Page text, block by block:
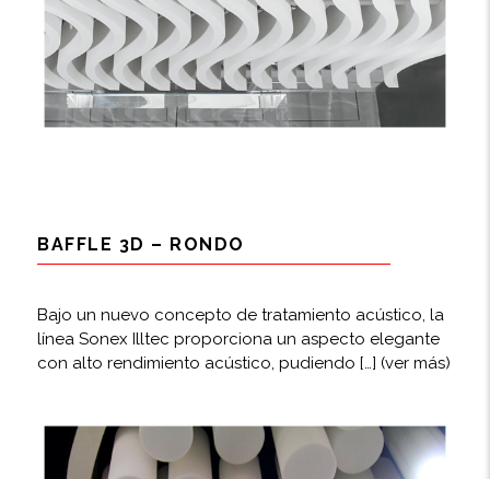
BAFFLE 3D – RONDO
Bajo un nuevo concepto de tratamiento acústico, la
línea Sonex Illtec proporciona un aspecto elegante
con alto rendimiento acústico, pudiendo […] (ver más)